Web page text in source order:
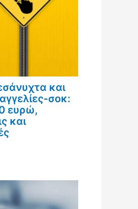
και
σοκ:
ευρώ,
και